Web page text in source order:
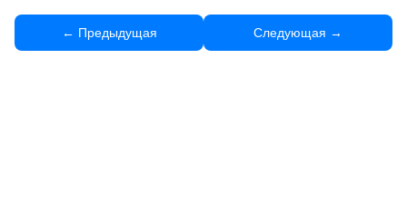
← Предыдущая Следующая →